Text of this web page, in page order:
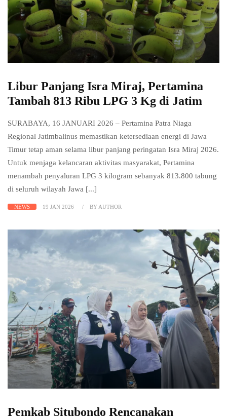
Libur Panjang Isra Miraj, Pertamina
Tambah 813 Ribu LPG 3 Kg di Jatim
SURABAYA, 16 JANUARI 2026 – Pertamina Patra Niaga
Regional Jatimbalinus memastikan ketersediaan energi di Jawa
Timur tetap aman selama libur panjang peringatan Isra Miraj 2026.
Untuk menjaga kelancaran aktivitas masyarakat, Pertamina
menambah penyaluran LPG 3 kilogram sebanyak 813.800 tabung
di seluruh wilayah Jawa [...]
NEWS 19 JAN 2026 BY AUTHOR
Pemkab Situbondo Rencanakan